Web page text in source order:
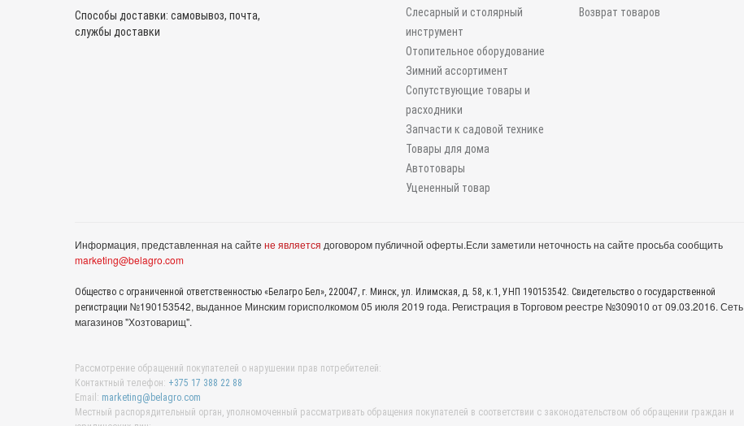
Способы доставки: самовывоз, почта,
службы доставки
Слесарный и столярный
инструмент
Отопительное оборудование
Зимний ассортимент
Сопутствующие товары и
расходники
Запчасти к садовой технике
Товары для дома
Автотовары
Уцененный товар
Возврат товаров
Информация, представленная на сайте не является договором публичной оферты.Если заметили неточность на сайте просьба сообщить
marketing@belagro.com
Общество с ограниченной ответственностью «Белагро Бел», 220047, г. Минск, ул. Илимская, д. 58, к.1, УНП 190153542. Свидетельство о государственной
регистрации №190153542, выданное Минcким горисполкомом 05 июля 2019 года. Регистрация в Торговом реестре №309010 от 09.03.2016. Сеть
магазинов "Хозтоварищ".
Рассмотрение обращений покупателей о нарушении прав потребителей:
Контактный телефон: +375 17 388 22 88
Email: marketing@belagro.com
Местный распорядительный орган, уполномоченный рассматривать обращения покупателей в соответствии с законодательством об обращении граждан и